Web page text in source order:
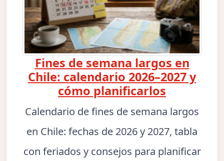
Fines de semana largos en
Chile: calendario 2026–2027 y
cómo planificarlos
Calendario de fines de semana largos
en Chile: fechas de 2026 y 2027, tabla
con feriados y consejos para planificar